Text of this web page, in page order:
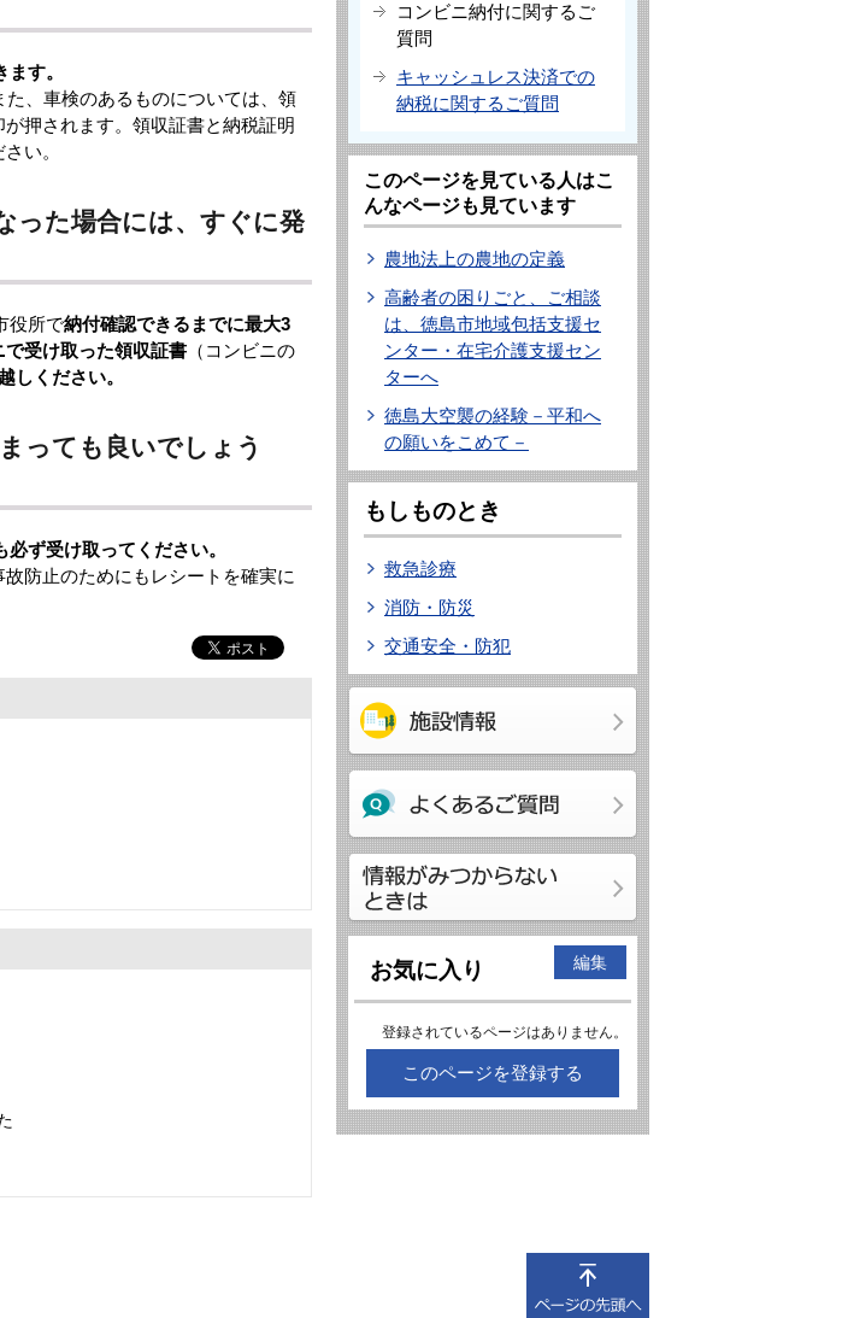
す。
、車検のあるものについては、領
押されます。領収証書と納税証明
い。
った場合には、すぐに発
役所で納付確認できるまでに最大3
で受け取った領収証書 （コンビニの
しください。
っても良いでしょう
ず受け取ってください。
防止のためにもレシートを確実に
コンビニ納付に関するご
質問
キャッシュレス決済での
納税に関するご質問
このページを見ている人はこ
んなページも見ています
農地法上の農地の定義
高齢者の困りごと、ご相談
は、徳島市地域包括支援セ
ンター・在宅介護支援セン
ターへ
徳島大空襲の経験－平和へ
の願いをこめて－
もしものとき
救急診療
消防・防災
交通安全・防犯
お気に入り 編集
登録されているページはありません。
このページを登録する